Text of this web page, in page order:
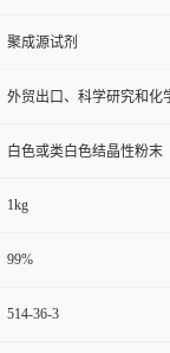
聚成源试剂
外贸出口、科学研究和化
白色或类白色结晶性粉末
1kg
99%
514-36-3